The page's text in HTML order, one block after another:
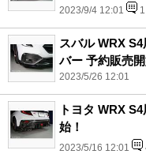
2023/9/4 12:01 1
スバル WRX
バー 予約販売開
2023/5/26 12:01
トヨタ WRX
始！
2023/5/16 12:01